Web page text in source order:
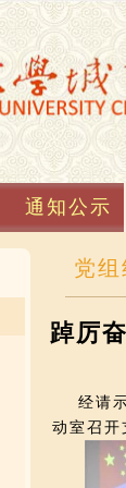
通知公示
党
踔厉
经请示
动室召开